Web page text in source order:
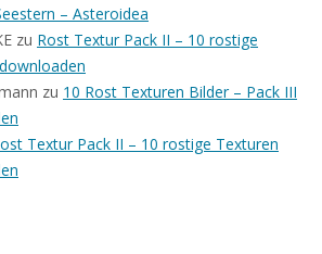
– Asteroidea
zu Rost Textur Pack II – 10 rostige
zu 10 Rost Texturen Bilder – Pack III
Textur Pack II – 10 rostige Texturen